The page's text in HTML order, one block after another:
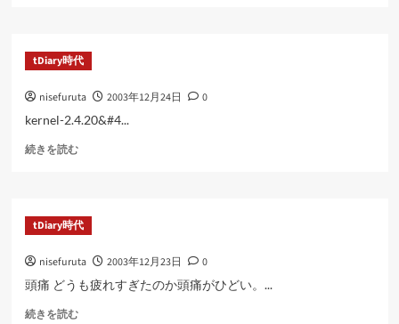
さ
ら
読
む
tDiary時代
nisefuruta 2003年12月24日
0
kernel-2.4.20&#4...
続きを読むに
さ
ら
読
む
tDiary時代
nisefuruta 2003年12月23日
0
頭痛 どうも疲れすぎたのか頭痛がひどい。...
続きを読むに